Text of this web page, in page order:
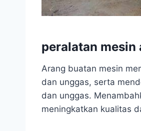
peralatan mesin
Arang buatan mesin
dan unggas, serta
dan unggas.
meningkatkan kualitas